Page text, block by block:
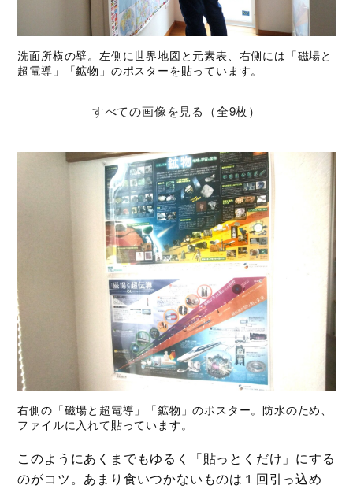
洗面所横の壁。左側に世界地図と元素表、右側には「磁場と
超電導」「鉱物」のポスターを貼っています。
すべての画像を見る（全9枚）
右側の「磁場と超電導」「鉱物」のポスター。防水のため、
ファイルに入れて貼っています。
このようにあくまでもゆるく「貼っとくだけ」にする
のがコツ。あまり食いつかないものは１回引っ込め